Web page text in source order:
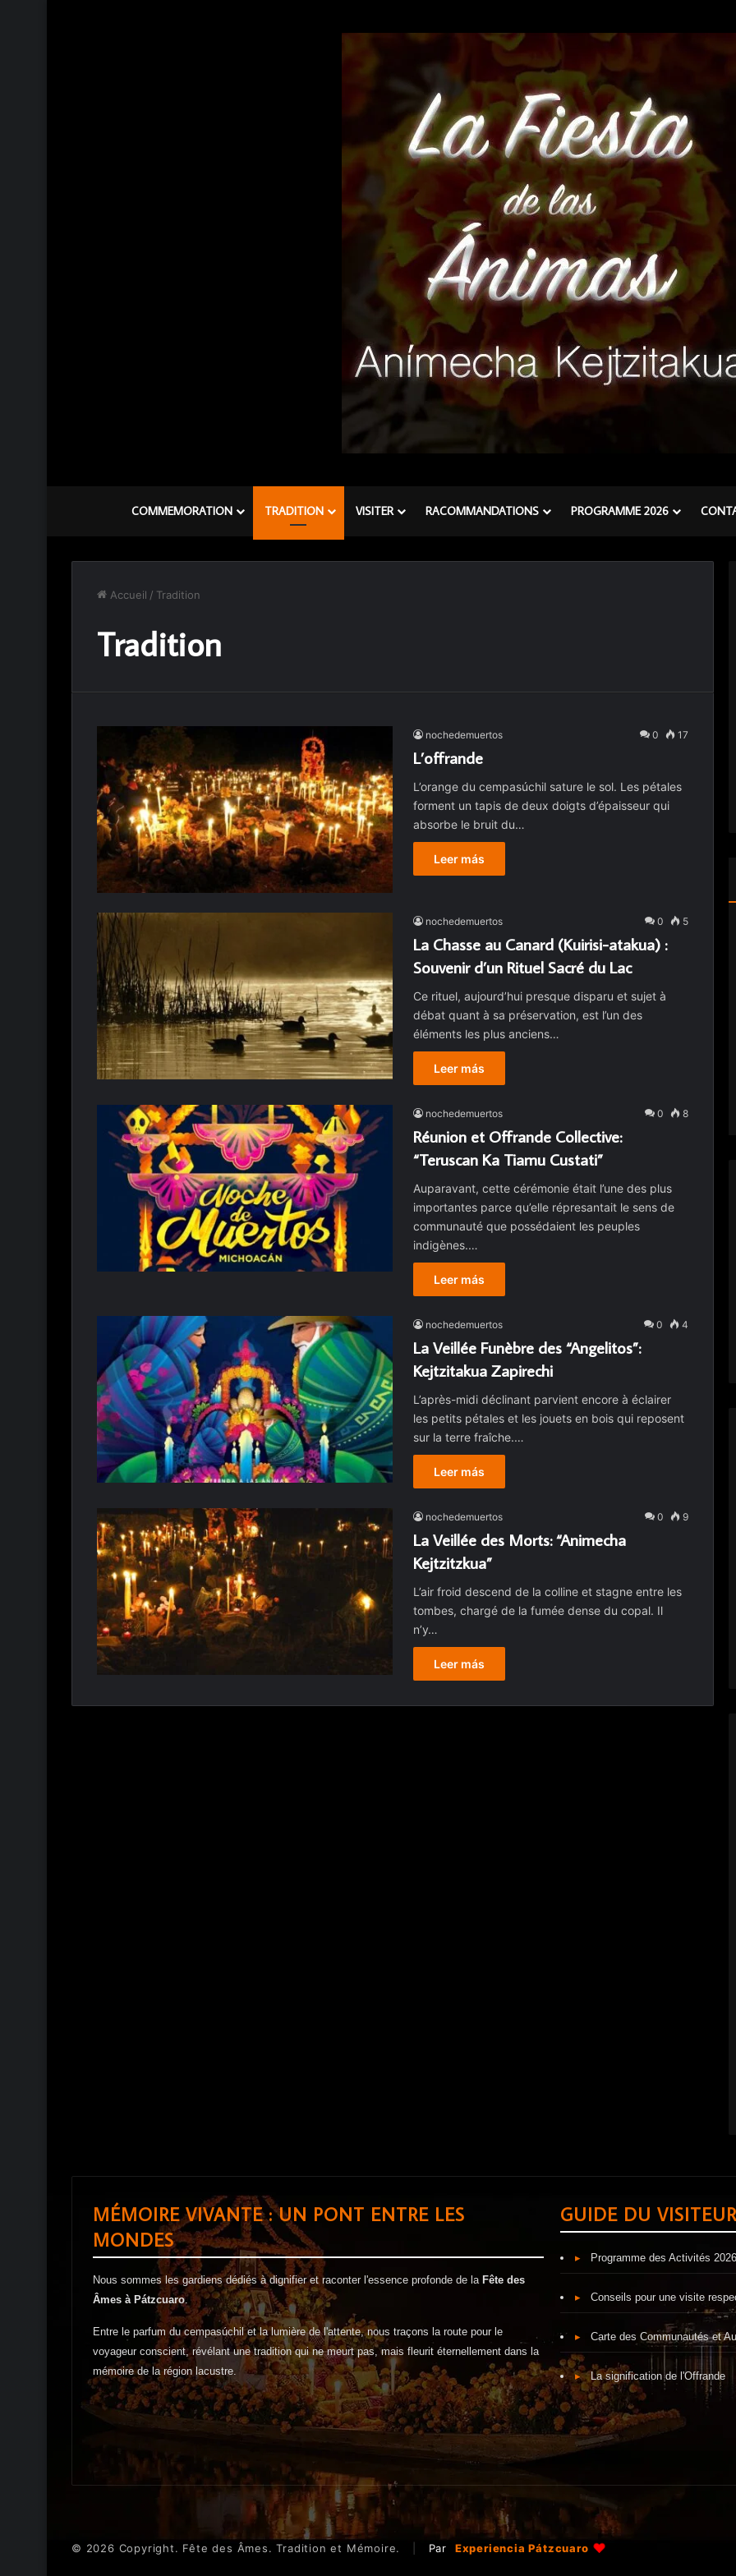
COMMEMORATION TRADITION VISITER RACOMMANDATIONS PROGRAMME 2026
Accueil / Tradition
Tradition
nochedemuertos 0 17
L’offrande
L’orange du cempasúchil sature le sol. Les pétales
forment un tapis de deux doigts d’épaisseur qui
absorbe le bruit du…
Leer más
nochedemuertos 0 5
La Chasse au Canard (Kuirisi-atakua) :
Souvenir d’un Rituel Sacré du Lac
Ce rituel, aujourd’hui presque disparu et sujet à
débat quant à sa préservation, est l’un des
éléments les plus anciens…
Leer más
nochedemuertos 0 8
Réunion et Offrande Collective:
“Teruscan Ka Tiamu Custati”
Auparavant, cette cérémonie était l’une des plus
importantes parce qu’elle répresantait le sens de
communauté que possédaient les peuples
indigènes.…
Leer más
nochedemuertos 0 4
La Veillée Funèbre des “Angelitos”:
Kejtzitakua Zapirechi
L’après-midi déclinant parvient encore à éclairer
les petits pétales et les jouets en bois qui reposent
sur la terre fraîche.…
Leer más
nochedemuertos 0 9
La Veillée des Morts: “Animecha
Kejtzitzkua”
L’air froid descend de la colline et stagne entre les
tombes, chargé de la fumée dense du copal. Il
n’y…
Leer más
MÉMOIRE VIVANTE : UN PONT ENTRE LES
MONDES
Nous sommes les gardiens dédiés à dignifier et raconter l'essence profonde de la Fête des
Âmes à Pátzcuaro.
Entre le parfum du cempasúchil et la lumière de l'attente, nous traçons la route pour le
voyageur conscient, révélant une tradition qui ne meurt pas, mais fleurit éternellement dans la
mémoire de la région lacustre.
GUIDE DU VISITEUR
▸ Programme des Activités 2026
▸ Conseils pour une visite
▸ Carte des Communautés et
▸ La signification de l'Offrande
© 2026 Copyright. Fête des Âmes. Tradition et Mémoire. Par Experiencia Pátzcuaro ♥